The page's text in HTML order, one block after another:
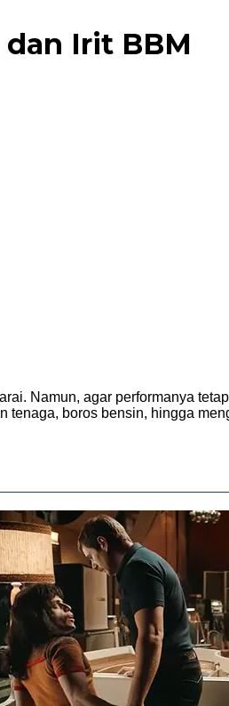
Irit BBM
Namun, agar performanya
boros bensin, hingga